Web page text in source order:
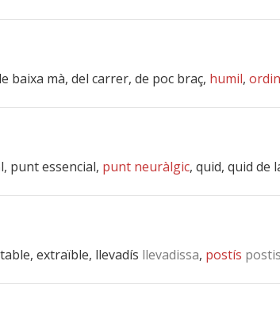
baixa mà, del carrer, de poc braç, humil,
punt essencial, punt neuràlgic, quid, quid de
extraïble, llevadís llevadissa, postís